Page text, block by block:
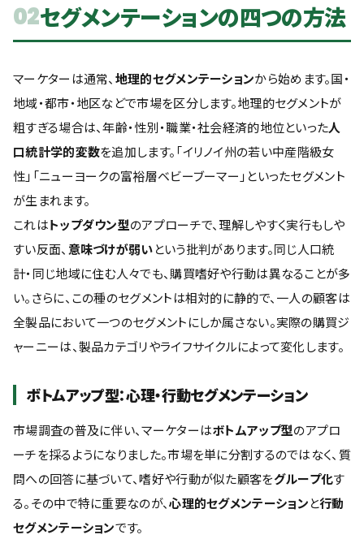
02セグメンテーションの四つの方法
マーケターは通常、 地理的セグメンテーションから始めます。国・
地域・都市・地区などで市場を区分します。地理的セグメントが
粗すぎる場合は、年齢・性別・職業・社会経済的地位といった人
口統計学的変数を追加します。「イリノイ州の若い中産階級女
性」「ニューヨークの富裕層ベビーブーマー」といったセグメント
が生まれます。
これはトップダウン型のアプローチで、理解しやすく実行もしや
すい反面、 意味づけが弱いという批判があります。同じ人口統
計・同じ地域に住む人々でも、購買嗜好や行動は異なることが多
い。さらに、この種のセグメントは相対的に静的で、一人の顧客は
全製品において一つのセグメントにしか属さない。実際の購買ジ
ャーニーは、製品カテゴリやライフサイクルによって変化します。
ボトムアップ型：心理・行動セグメンテーション
市場調査の普及に伴い、マーケターはボトムアップ型のアプロ
ーチを採るようになりました。市場を単に分割するのではなく、質
問への回答に基づいて、嗜好や行動が似た顧客をグループ化す
る。その中で特に重要なのが、心理的セグメンテーションと行動
セグメンテーションです。